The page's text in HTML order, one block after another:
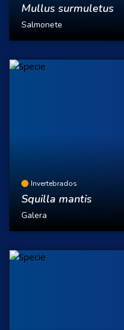
Mullus surmuletus
Salmonete
Invertebrados
Squilla mantis
Galera